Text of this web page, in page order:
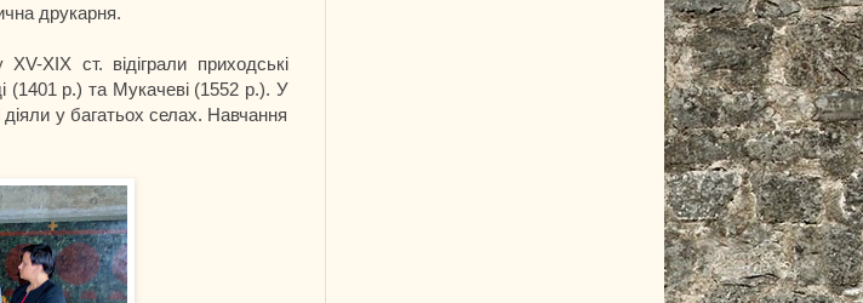
друкарня.
ХІХ ст. відіграли приходські
(1401 р.) та Мукачеві (1552 р.). У
діяли у багатьох селах. Навчання